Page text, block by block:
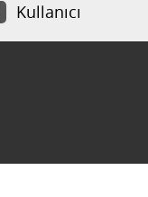
Kullanıcı